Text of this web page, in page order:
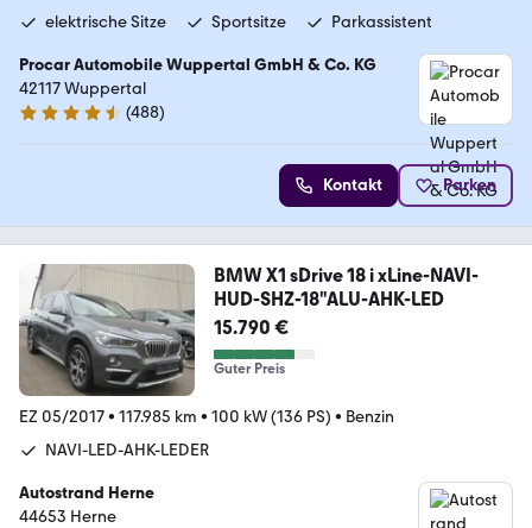
elektrische Sitze
Sportsitze Parkassistent
Procar Automobile Wuppertal GmbH & Co. KG
42117 Wuppertal
4.5 Sterne
(488)
Kontakt Parken
BMW X1 sDrive 18 i xLine-NAVI-
HUD-SHZ-18"ALU-AHK-LED
15.790 €
Guter Preis
EZ 05/2017• 117.985 km • 100 kW (136 PS) • Benzin
NAVI-LED-AHK-LEDER
Autostrand Herne
44653 Herne